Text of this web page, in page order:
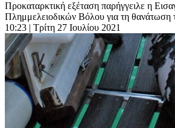
Προκαταρκτική εξέταση παρήγγειλε η
Πλημμελειοδικών Βόλου για τη
10:23 | Τρίτη 27 Ιουλίου 2021